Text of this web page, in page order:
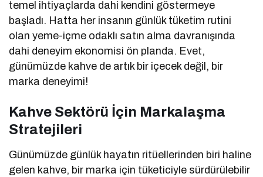
temel ihtiyaçlarda dahi kendini göstermeye
başladı. Hatta her insanın günlük tüketim rutini
olan yeme-içme odaklı satın alma davranışında
dahi deneyim ekonomisi ön planda. Evet,
günümüzde kahve de artık bir içecek değil, bir
marka deneyimi!
Kahve Sektörü İçin Markalaşma
Stratejileri
Günümüzde günlük hayatın ritüellerinden biri haline
gelen kahve, bir marka için tüketiciyle sürdürülebilir